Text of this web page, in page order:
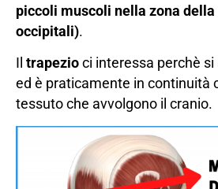
piccoli muscoli nella zona
occipitali).
trapezio ci interessa perchè
ed è praticamente in continuità
tessuto che avvolgono il cranio.